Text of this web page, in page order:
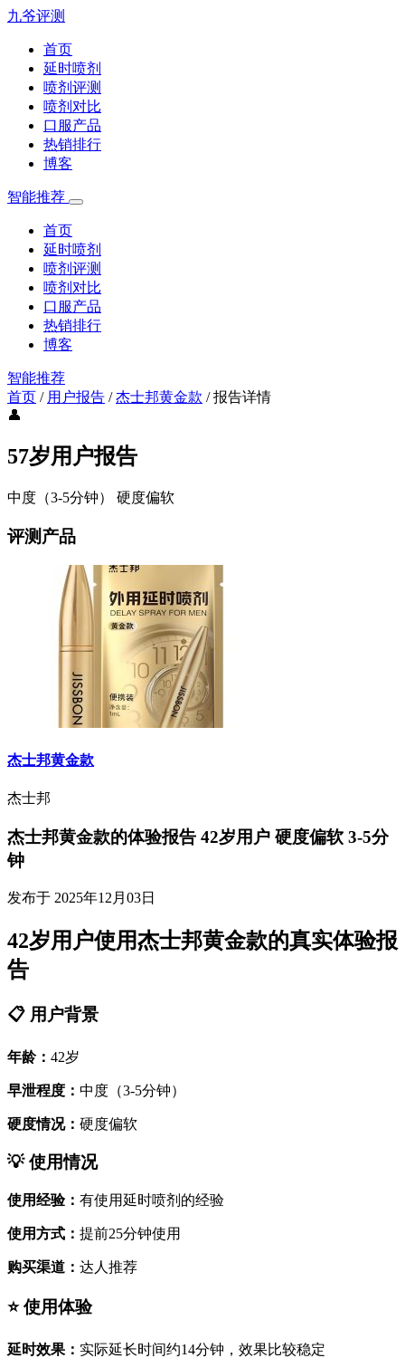
九爷评测
首页
延时喷剂
喷剂评测
喷剂对比
口服产品
热销排行
博客
智能推荐
首页
延时喷剂
喷剂评测
喷剂对比
口服产品
热销排行
博客
智能推荐
首页 / 用户报告 /杰士邦黄金款 /报告详情
👤
57岁用户报告
中度（3-5分钟） 硬度偏软
评测产品
杰士邦黄金款
杰士邦
杰士邦黄金款的体验报告 42岁用户 硬度偏软 3-5分
钟
发布于 2025年12月03日
42岁用户使用杰士邦黄金款的真实体验报
告
📋 用户背景
年龄： 42岁
早泄程度： 中度（3-5分钟）
硬度情况： 硬度偏软
💡 使用情况
使用经验： 有使用延时喷剂的经验
使用方式： 提前25分钟使用
购买渠道： 达人推荐
⭐ 使用体验
延时效果： 实际延长时间约14分钟，效果比较稳定